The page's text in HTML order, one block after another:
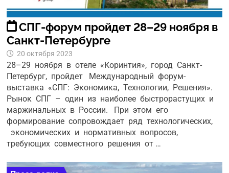
СПГ-форум пройдет 28–29 ноября в
Санкт-Петербурге
20 октября 2023
28–29 ноября в отеле «Коринтия», город Санкт-
Петербург, пройдет Международный форум-
выставка «СПГ: Экономика, Технологии, Решения».
Рынок СПГ – один из наиболее быстрорастущих и
маржинальных в России. При этом его
формирование сопровождает ряд технологических,
экономических и нормативных вопросов,
требующих совместного решения от …